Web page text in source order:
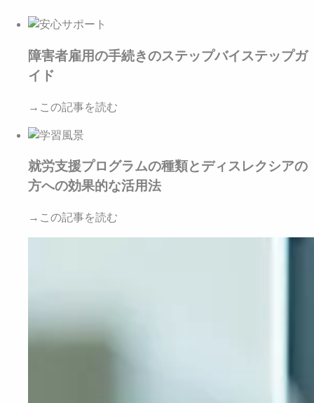
障害者雇用の手続きのステップバイステップガ
イド
→この記事を読む
就労支援プログラムの種類とディスレクシアの
方への効果的な活用法
→この記事を読む